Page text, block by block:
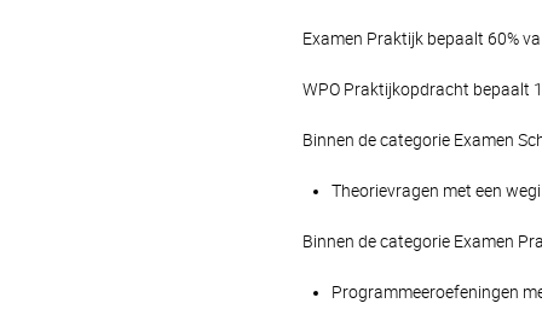
Examen Praktijk bepaalt 60%
WPO Praktijkopdracht bepaalt
Binnen de categorie Examen
Theorievragen met een
Binnen de categorie Examen
Programmeeroefeningen